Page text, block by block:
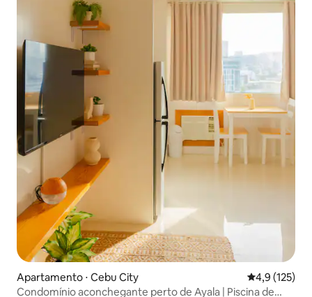
Apartamento ⋅ Cebu City 4,9 de uma
4,9 (125)
Condomínio aconchegante perto de Ayala | Piscina de